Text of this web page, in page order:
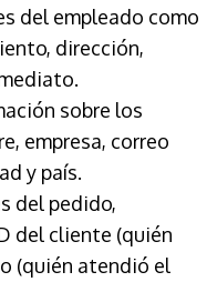
del empleado como
dirección,
sobre los
empresa, correo
y país.
del pedido,
del cliente (quién
(quién atendió el